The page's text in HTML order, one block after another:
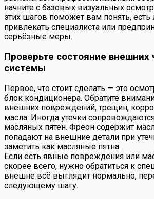
начните с базовых визуальных
этих шагов поможет вам понять, есть
привлекать специалиста или
серьёзные меры.
Проверьте состояние внешних
системы
Первое, что стоит сделать — это
блок кондиционера. Обратите
внешних повреждений, трещин,
масла. Иногда утечки
масляных пятен. Фреон содержит
попадают на внешние детали при
заметить как масляные пятна.
Если есть явные повреждения или
скорее всего, нужно обратиться к
внешне всё выглядит нормально,
следующему шагу.